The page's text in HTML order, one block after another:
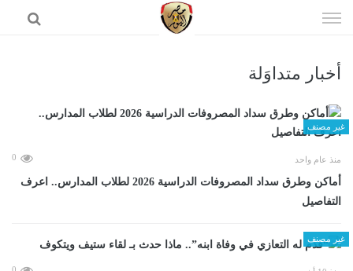
الى
أخبار متداوَلة
غير مصنف
منذ عام واحد 0
أماكن وطرق سداد المصروفات الدراسية 2026 لطلاب المدارس.. اعرف
التفاصيل
غير مصنف